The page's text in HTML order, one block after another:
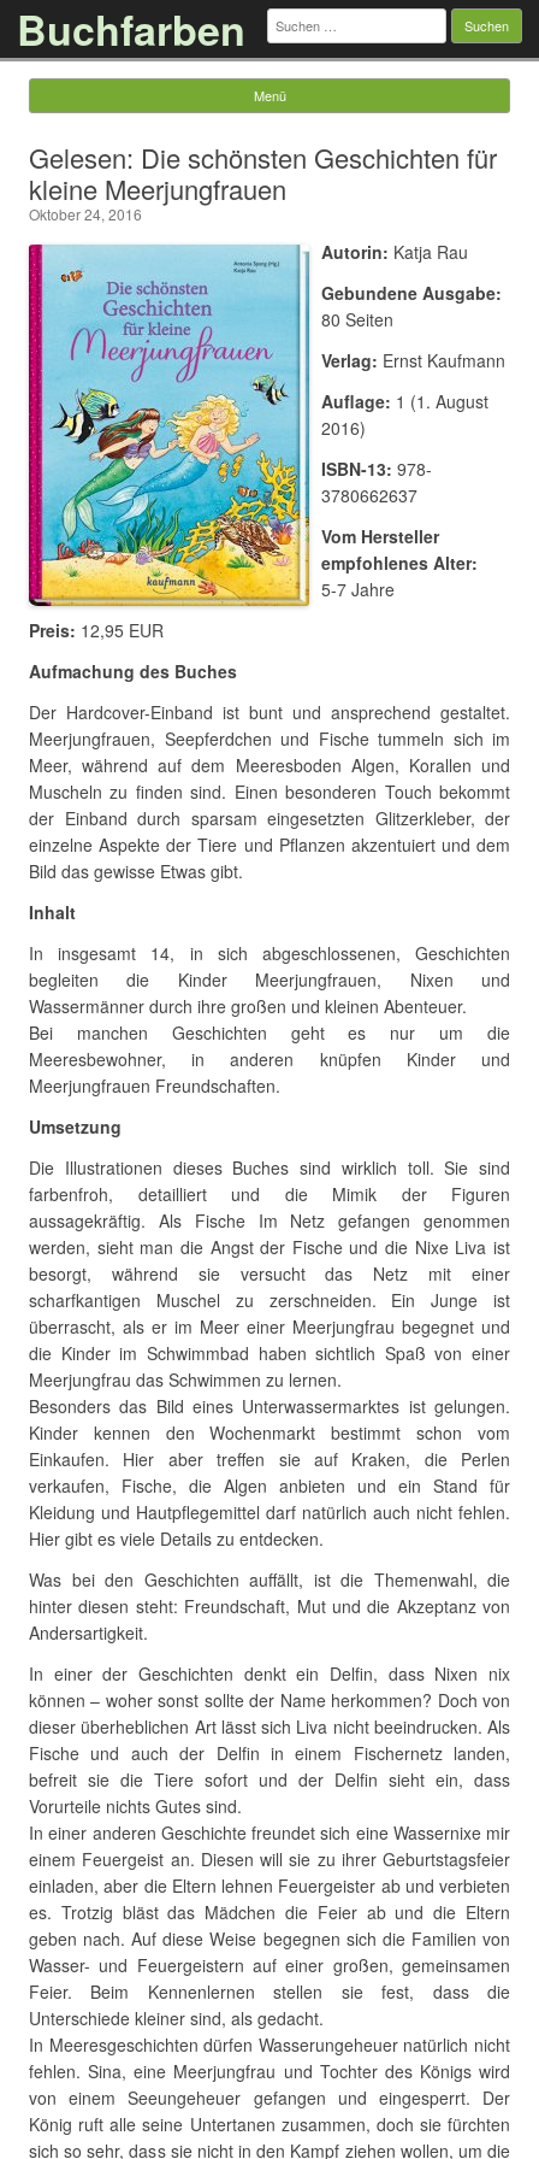
Buchfarben Suchen
nach:
Menü
Gelesen: Die schönsten Geschichten für
kleine Meerjungfrauen
Oktober 24, 2016
Autorin: Katja Rau
Gebundene Ausgabe:
80 Seiten
Verlag: Ernst Kaufmann
Auflage: 1 (1. August
2016)
ISBN-13: 978-
3780662637
Vom Hersteller
empfohlenes Alter:
5-7 Jahre
Preis: 12,95 EUR
Aufmachung des Buches
Der Hardcover-Einband ist bunt und ansprechend gestaltet.
Meerjungfrauen, Seepferdchen und Fische tummeln sich im
Meer, während auf dem Meeresboden Algen, Korallen und
Muscheln zu finden sind. Einen besonderen Touch bekommt
der Einband durch sparsam eingesetzten Glitzerkleber, der
einzelne Aspekte der Tiere und Pflanzen akzentuiert und dem
Bild das gewisse Etwas gibt.
Inhalt
In insgesamt 14, in sich abgeschlossenen, Geschichten
begleiten die Kinder Meerjungfrauen, Nixen und
Wassermänner durch ihre großen und kleinen Abenteuer.
Bei manchen Geschichten geht es nur um die
Meeresbewohner, in anderen knüpfen Kinder und
Meerjungfrauen Freundschaften.
Umsetzung
Die Illustrationen dieses Buches sind wirklich toll. Sie sind
farbenfroh, detailliert und die Mimik der Figuren
aussagekräftig. Als Fische Im Netz gefangen genommen
werden, sieht man die Angst der Fische und die Nixe Liva ist
besorgt, während sie versucht das Netz mit einer
scharfkantigen Muschel zu zerschneiden. Ein Junge ist
überrascht, als er im Meer einer Meerjungfrau begegnet und
die Kinder im Schwimmbad haben sichtlich Spaß von einer
Meerjungfrau das Schwimmen zu lernen.
Besonders das Bild eines Unterwassermarktes ist gelungen.
Kinder kennen den Wochenmarkt bestimmt schon vom
Einkaufen. Hier aber treffen sie auf Kraken, die Perlen
verkaufen, Fische, die Algen anbieten und ein Stand für
Kleidung und Hautpflegemittel darf natürlich auch nicht fehlen.
Hier gibt es viele Details zu entdecken.
Was bei den Geschichten auffällt, ist die Themenwahl, die
hinter diesen steht: Freundschaft, Mut und die Akzeptanz von
Andersartigkeit.
In einer der Geschichten denkt ein Delfin, dass Nixen nix
können – woher sonst sollte der Name herkommen? Doch von
dieser überheblichen Art lässt sich Liva nicht beeindrucken. Als
Fische und auch der Delfin in einem Fischernetz landen,
befreit sie die Tiere sofort und der Delfin sieht ein, dass
Vorurteile nichts Gutes sind.
In einer anderen Geschichte freundet sich eine Wassernixe mir
einem Feuergeist an. Diesen will sie zu ihrer Geburtstagsfeier
einladen, aber die Eltern lehnen Feuergeister ab und verbieten
es. Trotzig bläst das Mädchen die Feier ab und die Eltern
geben nach. Auf diese Weise begegnen sich die Familien von
Wasser- und Feuergeistern auf einer großen, gemeinsamen
Feier. Beim Kennenlernen stellen sie fest, dass die
Unterschiede kleiner sind, als gedacht.
In Meeresgeschichten dürfen Wasserungeheuer natürlich nicht
fehlen. Sina, eine Meerjungfrau und Tochter des Königs wird
von einem Seeungeheuer gefangen und eingesperrt. Der
König ruft alle seine Untertanen zusammen, doch sie fürchten
sich so sehr, dass sie nicht in den Kampf ziehen wollen, um die